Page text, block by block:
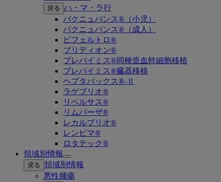
戻る ハ・マ・ラ行
バクニュバンス®（小児）
バクニュバンス®（成人）
ピフェルトロ®
ブリディオン®
プレバイミス®同種造血幹細胞移植
プレバイミス®臓器移植
ヘプタバックス®-Ⅱ
ラゲブリオ®
リベルサス®
リムパーザ®
レカルブリオ®
レンビマ®
ロタテック®
領域別情報
Open
submenu
戻る 領域別情報
悪性腫瘍